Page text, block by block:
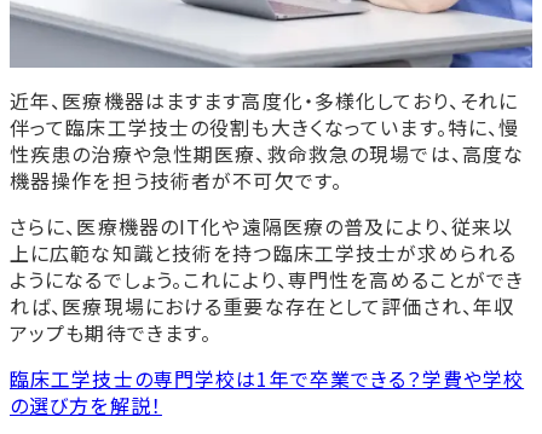
近年、医療機器はますます高度化・多様化しており、それに
伴って臨床工学技士の役割も大きくなっています。特に、慢
性疾患の治療や急性期医療、救命救急の現場では、高度な
機器操作を担う技術者が不可欠です。
さらに、医療機器のIT化や遠隔医療の普及により、従来以
上に広範な知識と技術を持つ臨床工学技士が求められる
ようになるでしょう。これにより、専門性を高めることができ
れば、医療現場における重要な存在として評価され、年収
アップも期待できます。
臨床工学技士の専門学校は1年で卒業できる？学費や学校
の選び方を解説！